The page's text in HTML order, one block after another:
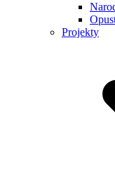
Projekty